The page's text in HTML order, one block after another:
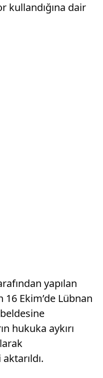
kullandığına dair
yapılan
16 Ekim’de Lübnan
hukuka aykırı